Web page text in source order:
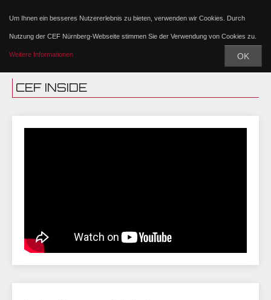
Um Ihnen ein besseres Nutzererlebnis zu bieten, verwenden wir Cookies. Durch
Nutzung der CEF Nürnberg-Webseite stimmen Sie der Verwendung von Cookies zu.
Weitere Informationen OK
CEF INSIDE